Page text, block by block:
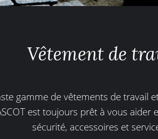
Vêtement de
gamme de vêtements de travail
est toujours prêt à vous
sécurité, accessoires et